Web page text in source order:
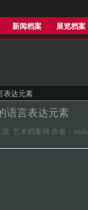
新闻档案 展览档案
表达元素
语言表达元素
: 艺术档案网 作者：artda